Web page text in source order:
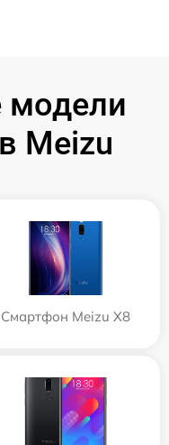
модели
Meizu
Смартфон Meizu X8